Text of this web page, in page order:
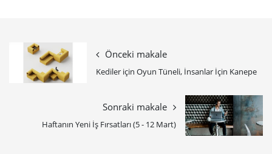
Önceki makale
Kediler için Oyun Tüneli, İnsanlar İçin Kanepe
Sonraki makale
Haftanın Yeni İş Fırsatları (5 - 12 Mart)